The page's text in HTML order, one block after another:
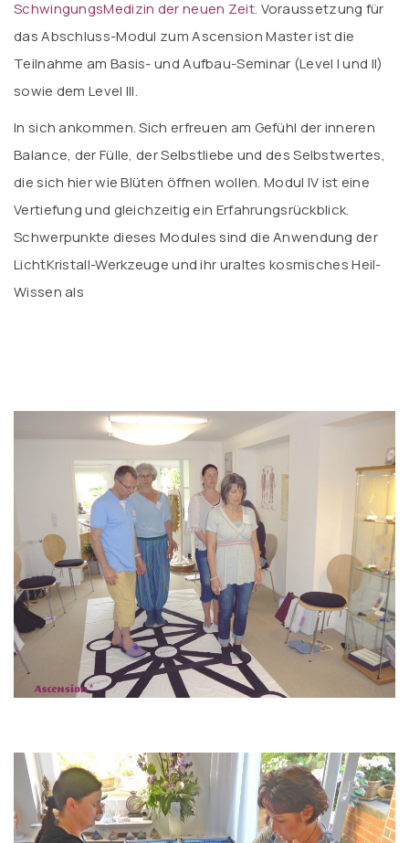
SchwingungsMedizin der neuen Zeit. Voraussetzung für
das Abschluss-Modul zum Ascension Master ist die
Teilnahme am Basis- und Aufbau-Seminar (Level I und II)
sowie dem Level III.
In sich ankommen. Sich erfreuen am Gefühl der inneren
Balance, der Fülle, der Selbstliebe und des Selbstwertes,
die sich hier wie Blüten öffnen wollen. Modul IV ist eine
Vertiefung und gleichzeitig ein Erfahrungsrückblick.
Schwerpunkte dieses Modules sind die Anwendung der
LichtKristall-Werkzeuge und ihr uraltes kosmisches Heil-
Wissen als